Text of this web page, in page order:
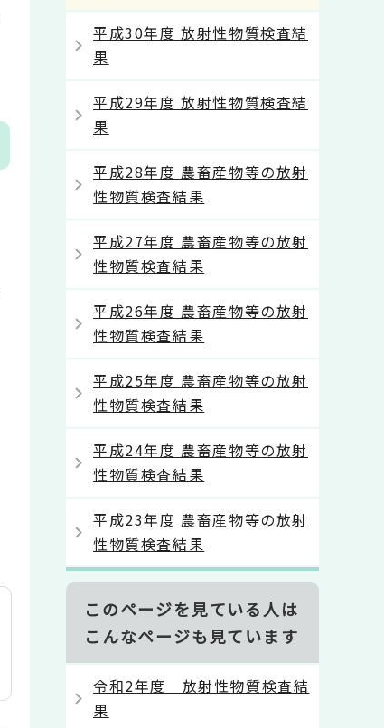
平成30年度 放射性物質検査結
果
平成29年度 放射性物質検査結
果
平成28年度 農畜産物等の放射
性物質検査結果
平成27年度 農畜産物等の放射
性物質検査結果
平成26年度 農畜産物等の放射
性物質検査結果
平成25年度 農畜産物等の放射
性物質検査結果
平成24年度 農畜産物等の放射
性物質検査結果
平成23年度 農畜産物等の放射
性物質検査結果
このページを見ている人は
こんなページも見ています
令和2年度 放射性物質検査結
果